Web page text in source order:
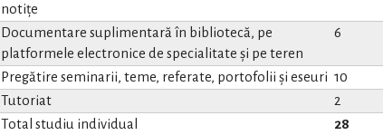
notițe
Documentare suplimentară în bibliotecă, pe
platformele electronice de specialitate și pe teren
6
Pregătire seminarii, teme, referate, portofolii și eseuri 10
Tutoriat
2
Total studiu individual
28